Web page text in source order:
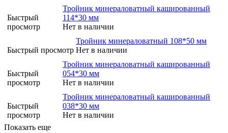
Быстрый
просмотр
Тройник минераловатный кашированный
114*30 мм
Нет в наличии
Быстрый просмотр
Тройник минераловатный 108*50 мм
Нет в наличии
Быстрый
просмотр
Тройник минераловатный кашированный
054*30 мм
Нет в наличии
Быстрый
просмотр
Тройник минераловатный кашированный
038*30 мм
Нет в наличии
Показать еще